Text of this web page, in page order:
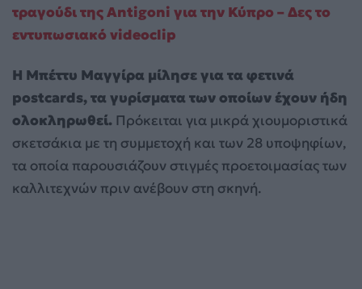
τραγούδι της Antigoni για την Κύπρο – Δες το
εντυπωσιακό videoclip
Η Μπέττυ Μαγγίρα μίλησε για τα φετινά
postcards, τα γυρίσματα των οποίων έχουν ήδη
ολοκληρωθεί. Πρόκειται για μικρά χιουμοριστικά
σκετσάκια με τη συμμετοχή και των 28 υποψηφίων,
τα οποία παρουσιάζουν στιγμές προετοιμασίας των
καλλιτεχνών πριν ανέβουν στη σκηνή.